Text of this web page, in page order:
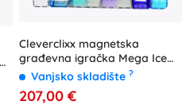
Cleverclixx magnetska
građevna igračka Mega Ice
Crystal Pack 180 dijelova
Vanjsko skladište ?
207,00 €